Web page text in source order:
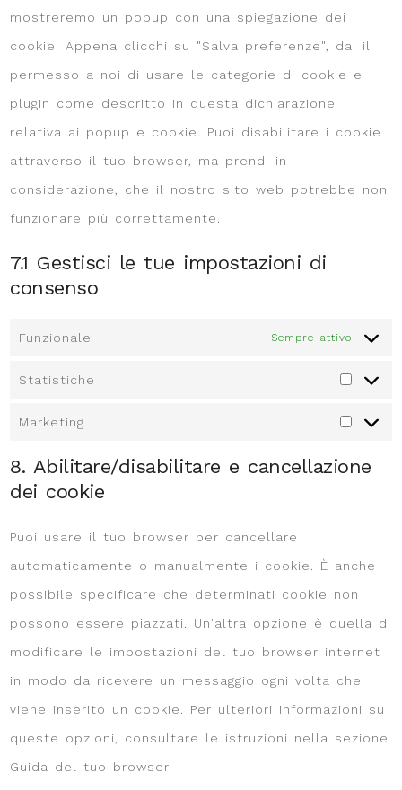
mostreremo un popup con una spiegazione dei
cookie. Appena clicchi su "Salva preferenze", dai il
permesso a noi di usare le categorie di cookie e
plugin come descritto in questa dichiarazione
relativa ai popup e cookie. Puoi disabilitare i cookie
attraverso il tuo browser, ma prendi in
considerazione, che il nostro sito web potrebbe non
funzionare più correttamente.
7.1 Gestisci le tue impostazioni di
consenso
Funzionale Sempre attivo
Statistiche
Marketing
8. Abilitare/disabilitare e cancellazione
dei cookie
Puoi usare il tuo browser per cancellare
automaticamente o manualmente i cookie. È anche
possibile specificare che determinati cookie non
possono essere piazzati. Un'altra opzione è quella di
modificare le impostazioni del tuo browser internet
in modo da ricevere un messaggio ogni volta che
viene inserito un cookie. Per ulteriori informazioni su
queste opzioni, consultare le istruzioni nella sezione
Guida del tuo browser.